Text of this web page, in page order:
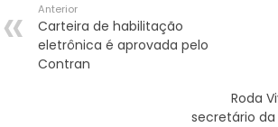
Anterior
Carteira de habilitação
eletrônica é aprovada pelo
Contran
Roda
secretário da